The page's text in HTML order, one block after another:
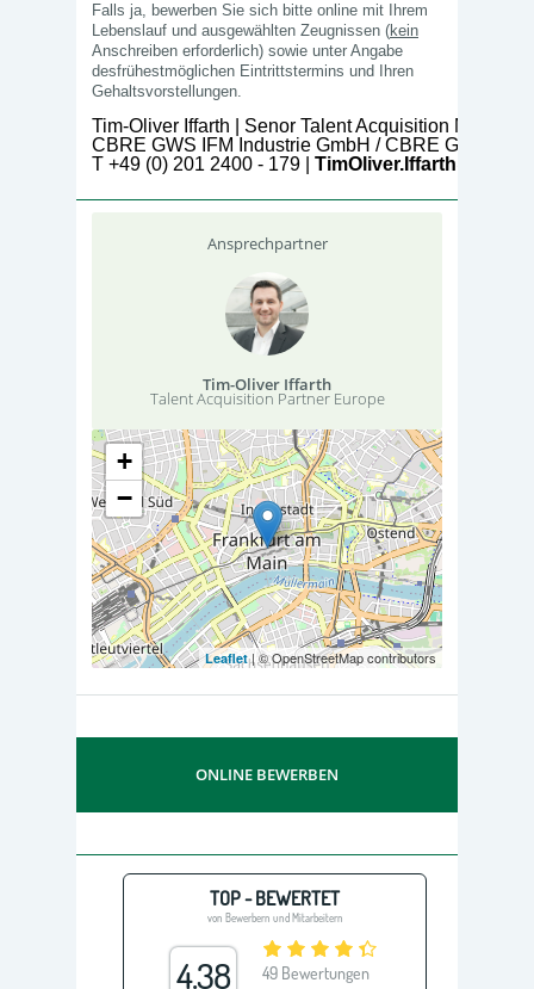
Falls ja, bewerben Sie sich bitte online mit Ihrem
Lebenslauf und ausgewählten Zeugnissen (kein
Anschreiben erforderlich) sowie unter Angabe
desfrühestmöglichen Eintrittstermins und Ihren
Gehaltsvorstellungen.
Tim-Oliver Iffarth
| Senor Talent Acquisition
CBRE GWS IFM Industrie GmbH / CBRE Global
T +49 (0) 201 2400 - 179 |
Ansprechpartner
Tim-Oliver Iffarth
Talent Acquisition Partner Europe
+
−
Leaflet| © OpenStreetMap contributors
ONLINE BEWERBEN